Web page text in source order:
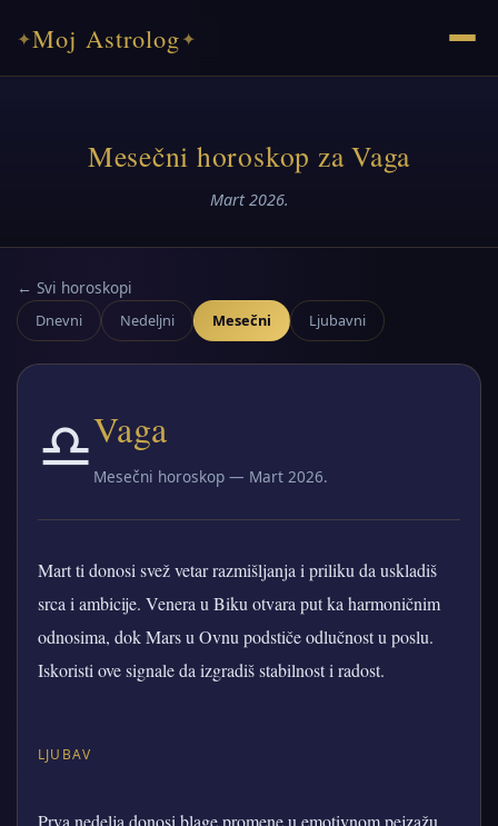
✦Moj Astrolog✦
Mesečni horoskop za Vaga
Mart 2026.
← Svi horoskopi
Dnevni Nedeljni Mesečni Ljubavni
♎Vaga
Mesečni horoskop — Mart 2026.
Mart ti donosi svež vetar razmišljanja i priliku da uskladiš
srca i ambicije. Venera u Biku otvara put ka harmoničnim
odnosima, dok Mars u Ovnu podstiče odlučnost u poslu.
Iskoristi ove signale da izgradiš stabilnost i radost.
LJUBAV
Prva nedelja donosi blage promene u emotivnom pejzažu.